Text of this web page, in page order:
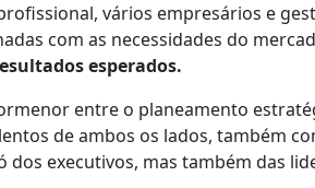
vários empresários e
com as necessidades do
esperados.
entre o planeamento
de ambos os lados, também
dos executivos, mas também das